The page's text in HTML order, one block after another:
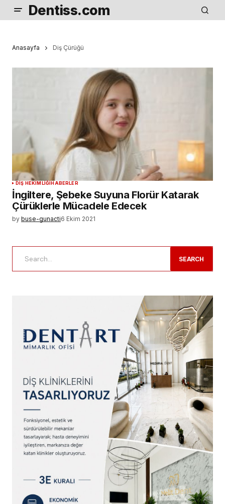
Dentiss.com
Anasayfa Diş Çürüğü
DIŞ HEKIMLIĞIHABERLER
İngiltere, Şebeke Suyuna Florür Katarak
Çürüklerle Mücadele Edecek
by buse-gunacti6 Ekim 2021
SEARCH